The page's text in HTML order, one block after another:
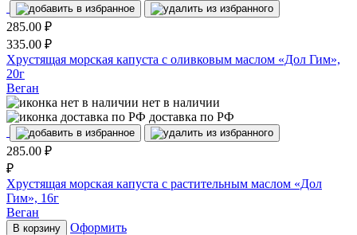
285.00 ₽
335.00 ₽
Хрустящая морская капуста с оливковым маслом «Дол Гим»,
20г
Веган
нет в наличии
доставка по РФ
285.00 ₽
₽
Хрустящая морская капуста с растительным маслом «Дол
Гим», 16г
Веган
В корзину Оформить